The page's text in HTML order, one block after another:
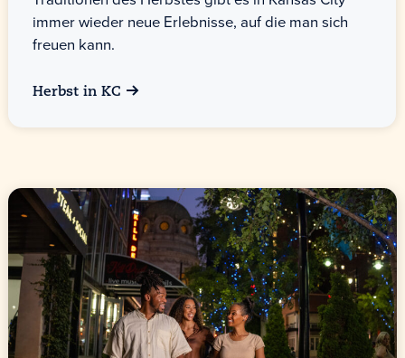
immer wieder neue Erlebnisse, auf die man sich
freuen kann.
Herbst in KC